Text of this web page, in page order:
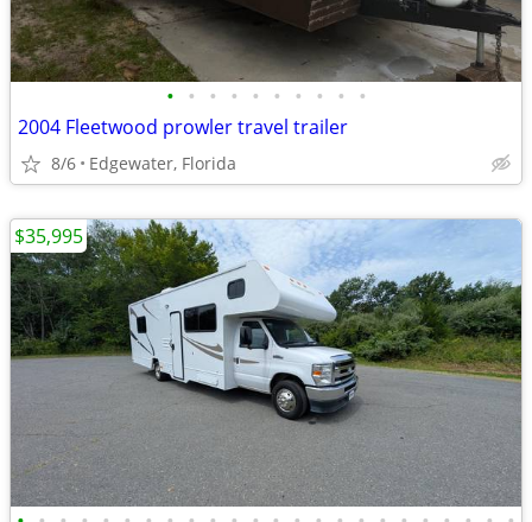
• • • • • • • • • •
2004 Fleetwood prowler travel trailer
8/6 Edgewater, Florida
$35,995